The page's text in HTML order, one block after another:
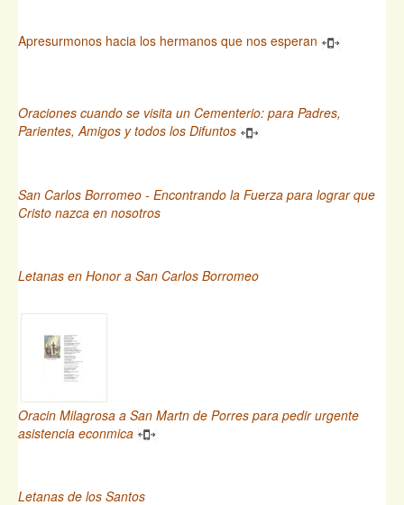
Apresurmonos hacia los hermanos que nos esperan
Oraciones cuando se visita un Cementerio: para Padres,
Parientes, Amigos y todos los Difuntos
San Carlos Borromeo - Encontrando la Fuerza para lograr que
Cristo nazca en nosotros
Letanas en Honor a San Carlos Borromeo
Oracin Milagrosa a San Martn de Porres para pedir urgente
asistencia econmica
Letanas de los Santos